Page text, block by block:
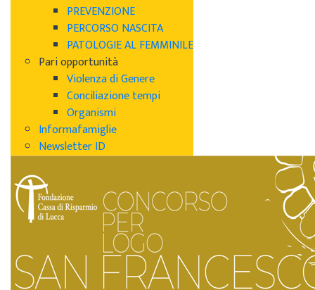
PREVENZIONE
PERCORSO NASCITA
PATOLOGIE AL FEMMINILE
Pari opportunità
Violenza di Genere
Conciliazione tempi
Organismi
Informafamiglie
Newsletter ID